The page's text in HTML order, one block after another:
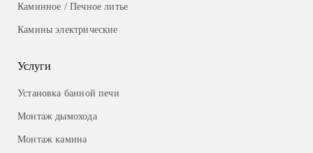
Каминное / Печное литье
Камины электрические
Услуги
Установка банной печи
Монтаж дымохода
Монтаж камина